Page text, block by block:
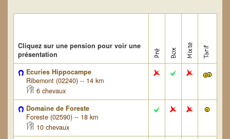
Cliquez sur une pension pour voir une
présentation
Ecuries Hippocampe
Ribemont (02240) -- 14 km
6 chevaux
Domaine de Foreste
Foreste (02590) -- 18 km
10 chevaux